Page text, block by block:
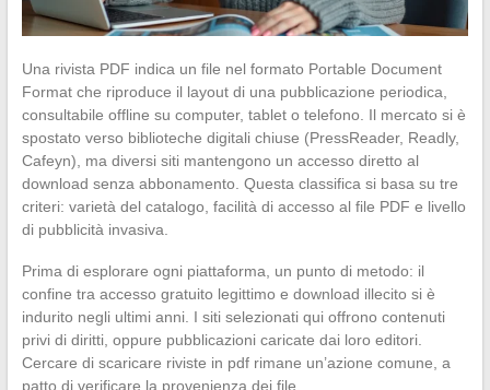
Una rivista PDF indica un file nel formato Portable Document
Format che riproduce il layout di una pubblicazione periodica,
consultabile offline su computer, tablet o telefono. Il mercato si è
spostato verso biblioteche digitali chiuse (PressReader, Readly,
Cafeyn), ma diversi siti mantengono un accesso diretto al
download senza abbonamento. Questa classifica si basa su tre
criteri: varietà del catalogo, facilità di accesso al file PDF e livello
di pubblicità invasiva.
Prima di esplorare ogni piattaforma, un punto di metodo: il
confine tra accesso gratuito legittimo e download illecito si è
indurito negli ultimi anni. I siti selezionati qui offrono contenuti
privi di diritti, oppure pubblicazioni caricate dai loro editori.
Cercare di scaricare riviste in pdf rimane un’azione comune, a
patto di verificare la provenienza dei file.